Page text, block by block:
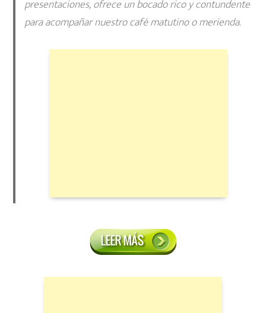
presentaciones, ofrece un bocado rico y contundente
para acompañar nuestro café matutino o merienda.